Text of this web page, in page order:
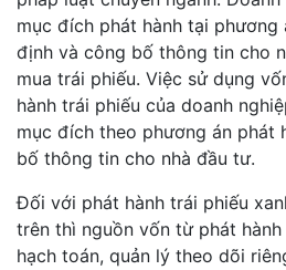
mục đích phát hành tại phương
định và công bố thông tin cho
mua trái phiếu. Việc sử dụng
hành trái phiếu của doanh
mục đích theo phương án phát
bố thông tin cho nhà đầu tư.
Đối với phát hành trái phiếu
trên thì nguồn vốn từ phát
hạch toán, quản lý theo dõi